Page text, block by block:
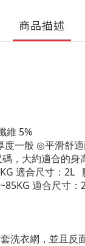
商品描述
維 5%
度一般 ◎平滑舒
，大約適合的身
適合尺寸： 2L
適合尺寸：
洗衣網，並且反